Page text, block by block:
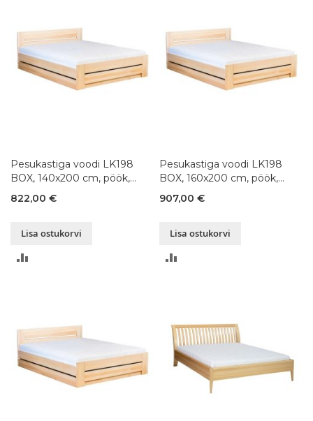
Pesukastiga voodi LK198
BOX, 140x200 cm, pöök,
värvivalik
822,00 €
Lisa ostukorvi
Pesukastiga voodi LK198
BOX, 160x200 cm, pöök,
värvivalik
907,00 €
Lisa ostukorvi